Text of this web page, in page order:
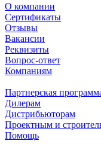
О компании
Сертификаты
Отзывы
Вакансии
Реквизиты
Вопрос-ответ
Компаниям
Партнерская
Дилерам
Дистрибьюторам
Проектным и
Помощь